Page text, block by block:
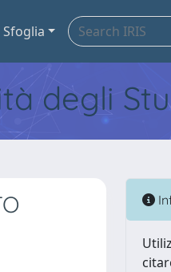
Sfoglia
degli